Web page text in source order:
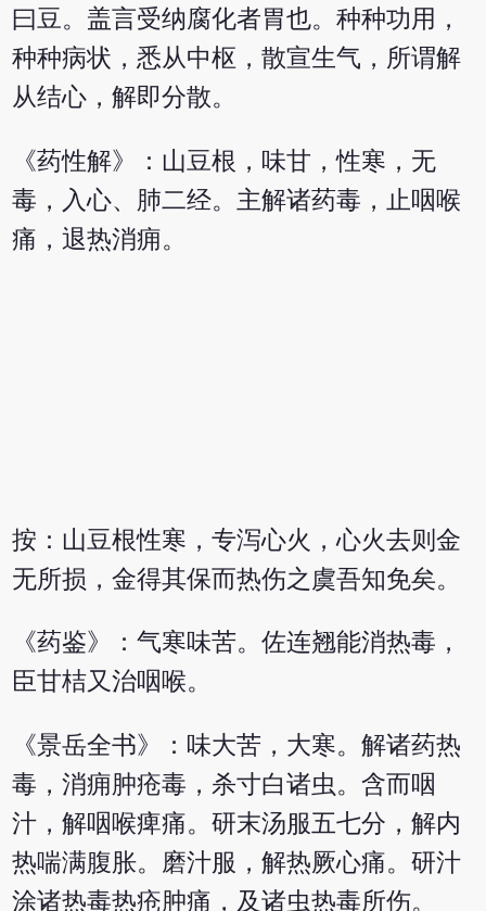
曰豆。盖言受纳腐化者胃也。种种功用，
种种病状，悉从中枢，散宣生气，所谓解
从结心，解即分散。
《药性解》：山豆根，味甘，性寒，无
毒，入心、肺二经。主解诸药毒，止咽喉
痛，退热消痈。
按：山豆根性寒，专泻心火，心火去则金
无所损，金得其保而热伤之虞吾知免矣。
《药鉴》：气寒味苦。佐连翘能消热毒，
臣甘桔又治咽喉。
《景岳全书》：味大苦，大寒。解诸药热
毒，消痈肿疮毒，杀寸白诸虫。含而咽
汁，解咽喉痺痛。研末汤服五七分，解内
热喘满腹胀。磨汁服，解热厥心痛。研汁
涂诸热毒热疮肿痛，及诸虫热毒所伤。